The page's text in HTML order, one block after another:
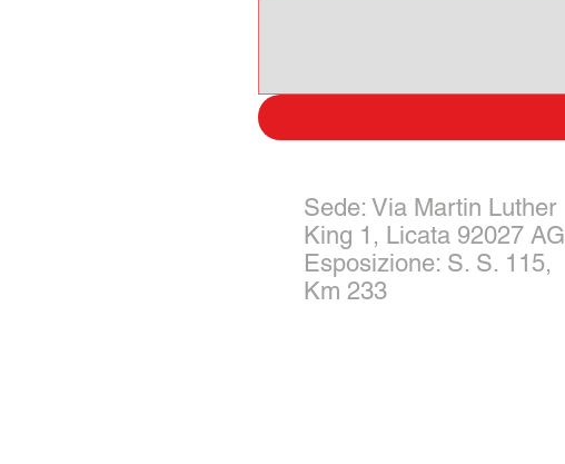
Sede: Via Martin Luther
King 1, Licata 92027 AG
Esposizione: S. S. 115,
Km 233